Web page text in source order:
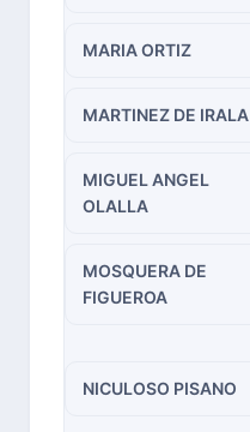
MARIA ORTIZ
MARTINEZ DE IRALA
MIGUEL ANGEL
OLALLA
MOSQUERA DE
FIGUEROA
NICULOSO PISANO